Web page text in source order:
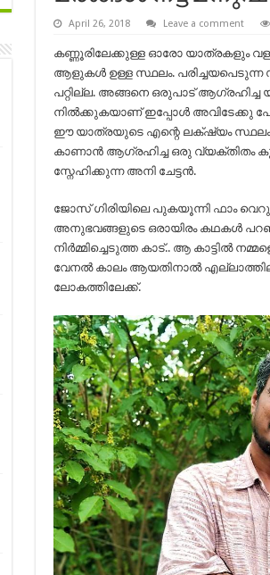
April 26, 2018 Leave a comment
കണ്ണൂരിലേക്കുള്ള ഓരോ യാത്രകളും
ആളുകൾ ഉള്ള സ്ഥലം. പരിച്ചയപെടുന്ന
പറ്റില്ല. അങ്ങനെ ഒരുപാട്
നിൽക്കുകയാണ് ഇപ്പോൾ അവിടേക്കു
ഈ യാത്രയുടെ എന്റെ ലക്‌ഷ്യം
കാണാൻ ആഗ്രഹിച്ച ഒരു വ്യക്തിതം
സ്നേഹിക്കുന്ന അനി ചേട്ടൻ.
ജോസ് ഗിരിയിലെ പുകയൂന്നി ഫാം
അനുഭവങ്ങളുടെ ഒരായിരം കഥകൾ
നിർമ്മിച്ചെടുത്ത കാട്.. ആ കാട്ടിൽ
വേനൽ കാലം ആയതിനാൽ
ലോകത്തിലേക്ക്.